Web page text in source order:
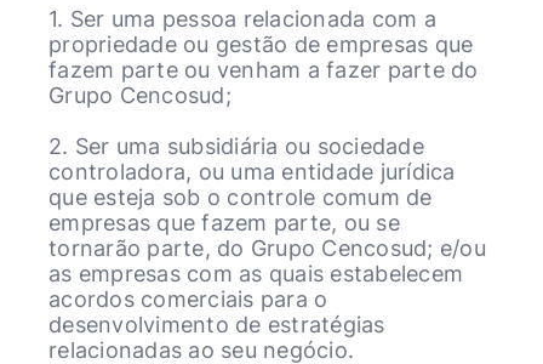
1. Ser uma pessoa relacionada com a
propriedade ou gestão de empresas que
fazem parte ou venham a fazer parte do
Grupo Cencosud;
2. Ser uma subsidiária ou sociedade
controladora, ou uma entidade jurídica
que esteja sob o controle comum de
empresas que fazem parte, ou se
tornarão parte, do Grupo Cencosud; e/ou
as empresas com as quais estabelecem
acordos comerciais para o
desenvolvimento de estratégias
relacionadas ao seu negócio.